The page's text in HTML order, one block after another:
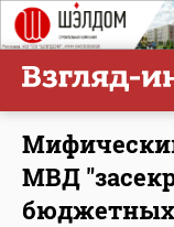
МВД
бюджетных